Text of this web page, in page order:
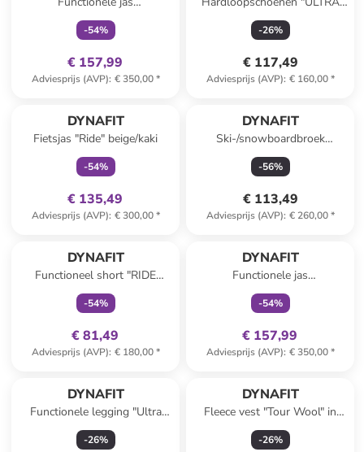
"TRANSALPER GTX"
turquoise/donkerblauw
-54%
€ 157,99
Adviesprijs (AVP): € 350,00*
50" zwart/grijs/roze
-26%
€ 117,49
Adviesprijs (AVP): € 160,00*
DYNAFIT
Fietsjas "Ride" beige/kaki
-54%
€ 135,49
Adviesprijs (AVP): € 300,00*
DYNAFIT
Ski-/snowboardbroek
"Radical" bordeaux
-56%
€ 113,49
Adviesprijs (AVP): € 260,00*
DYNAFIT
Functioneel short "RIDE
LIGHT 2IN1" zwart
-54%
€ 81,49
Adviesprijs (AVP): € 180,00*
DYNAFIT
Functionele jas
"TRANSALPER GTX"
donkerblauw/turquoise
-54%
€ 157,99
Adviesprijs (AVP): € 350,00*
DYNAFIT
Functionele legging "Ultra
Graphic" paars
-26%
DYNAFIT
Fleece vest "Tour Wool" in
Hellrosa/antraciet
-26%